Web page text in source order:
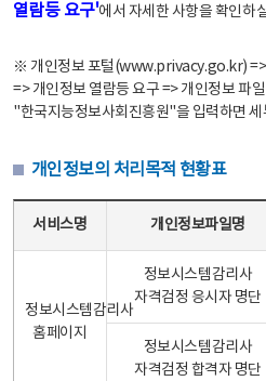
열람등 요구'에서 자세한 사항을 확인하
※ 개인정보 포털(www.privacy.go.kr) =>
=> 개인정보 열람등 요구 => 개인정보 파
"한국지능정보사회진흥원"을 입력하면 세
개인정보의 처리목적 현황표
서비스명 개인정보파일명
정보시스템감리사
홈페이지
정보시스템감리사
자격검정 응시자 명단
정보시스템감리사
자격검정 합격자 명단